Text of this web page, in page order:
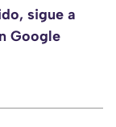
sigue a
Google